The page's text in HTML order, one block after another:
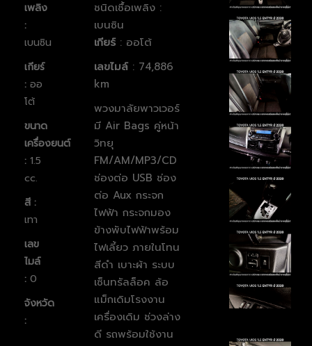
เพลิง
:
เบนซิน
เกียร์
: ออ
โต้
ขนาด
เครื่องยนต์
: 1.5
cc.
สี :
เทา
เลข
ไมล์
: 0
จังหวัด
:
ชนิดเชื้อเพลิง :
เบนซิน
เกียร์: ออโต้
เลขไมล์: 74,886
km
พวงมาลัยพาวเวอร์
มี Air Bags คู่หน้า
วิทยุ
FM/AM/MP3/CD
ช่องต่อ USB ช่อง
ต่อ Aux กระจก
ไฟฟ้า กระจกมอง
ข้างพับไฟฟ้าพร้อม
ไฟเลี้ยว ภายในโทน
สีดำ เบาะผ้า ระบบ
เซ็นทรัลล็อค ล้อ
แม็กเดิมโรงงาน
เครื่องเดิม ช่วงล่าง
ดี รถพร้อมใช้งาน